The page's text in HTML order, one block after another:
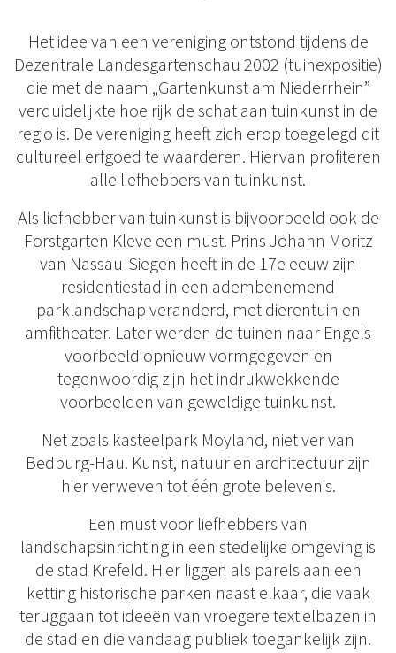
Het idee van een vereniging ontstond tijdens de
Dezentrale Landesgartenschau 2002 (tuinexpositie)
die met de naam „Gartenkunst am Niederrhein”
verduidelijkte hoe rijk de schat aan tuinkunst in de
regio is. De vereniging heeft zich erop toegelegd dit
cultureel erfgoed te waarderen. Hiervan profiteren
alle liefhebbers van tuinkunst.
Als liefhebber van tuinkunst is bijvoorbeeld ook de
Forstgarten Kleve een must. Prins Johann Moritz
van Nassau-Siegen heeft in de 17e eeuw zijn
residentiestad in een adembenemend
parklandschap veranderd, met dierentuin en
amfitheater. Later werden de tuinen naar Engels
voorbeeld opnieuw vormgegeven en
tegenwoordig zijn het indrukwekkende
voorbeelden van geweldige tuinkunst.
Net zoals kasteelpark Moyland, niet ver van
Bedburg-Hau. Kunst, natuur en architectuur zijn
hier verweven tot één grote belevenis.
Een must voor liefhebbers van
landschapsinrichting in een stedelijke omgeving is
de stad Krefeld. Hier liggen als parels aan een
ketting historische parken naast elkaar, die vaak
teruggaan tot ideeën van vroegere textielbazen in
de stad en die vandaag publiek toegankelijk zijn.